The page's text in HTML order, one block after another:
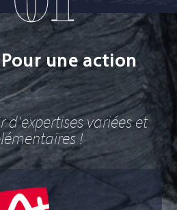
une action
d'expertises variées et
!